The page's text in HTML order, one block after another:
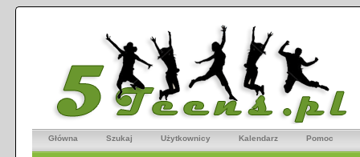
Główna Szukaj Użytkownicy Kalendarz Pomoc